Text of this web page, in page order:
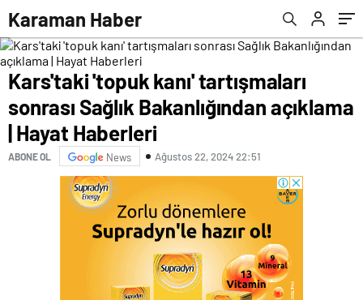
Karaman Haber
Kars'taki 'topuk kanı' tartışmaları
sonrası Sağlık Bakanlığından açıklama
| Hayat Haberleri
ABONE OL News Ağustos 22, 2024 22:51